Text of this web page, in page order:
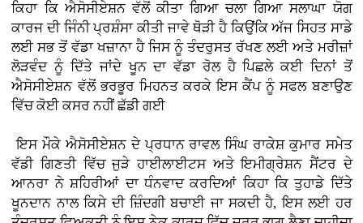
ਕਿਹਾ ਕਿ ਐਸੋਸੀਏਸ਼ਨ ਵੱਲੋਂ ਕੀਤਾ ਗਿਆ ਚਲਾ ਗਿਆ ਸਲਾਘਾ ਯੋਗ
ਕਾਰਜ ਦੀ ਜਿੰਨੀ ਪ੍ਰਸ਼ੰਸਾ ਕੀਤੀ ਜਾਵੇ ਥੋੜੀ ਹੈ ਕਿਉਂਕਿ ਅੱਜ ਸਿਹਤ ਸਾਡੇ
ਲਈ ਸਭ ਤੋਂ ਵੱਡਾ ਖਜ਼ਾਨਾ ਹੈ ਜਿਸ ਨੂੰ ਤੰਦਰੁਸਤ ਰੱਖਣ ਲਈ ਅਤੇ ਮਰੀਜ਼ਾਂ
ਲੋੜਵੰਦ ਨੂੰ ਦਿੱਤੇ ਜਾਂਦੇ ਖੂਨ ਦਾ ਵੱਡਾ ਰੋਲ ਹੈ ਪਿਛਲੇ ਕਈ ਦਿਨਾਂ ਤੋਂ
ਐਸੋਸੀਏਸ਼ਨ ਵੱਲੋਂ ਭਰਭੂਰ ਮਿਹਨਤ ਕਰਕੇ ਇਸ ਕੈਂਪ ਨੂੰ ਸਫਲ ਬਣਾਉਣ
ਵਿੱਚ ਕੋਈ ਕਸਰ ਨਹੀਂ ਛੱਡੀ ਗਈ
ਇਸ ਮੌਕੇ ਐਸੋਸੀਏਸ਼ਨ ਦੇ ਪ੍ਰਧਾਨ ਰਾਵਲ ਸਿੰਘ ਰਾਕੇਸ਼ ਕੁਮਾਰ ਸਮੇਤ
ਵੱਡੀ ਗਿਣਤੀ ਵਿੱਚ ਜੁੜੇ ਹਾਈਲਾਈਟਸ ਅਤੇ ਇਮੀਗ੍ਰੇਸ਼ਨ ਸੈਂਟਰ ਦੇ
ਆਨਰਾ ਨੇ ਸ਼ਹਿਰੀਆਂ ਦਾ ਧੰਨਵਾਦ ਕਰਦਿਆਂ ਕਿਹਾ ਕਿ ਤੁਹਾਡੇ ਦਿੱਤੇ
ਖੂਨਦਾਨ ਨਾਲ ਕਿਸੇ ਦੀ ਜ਼ਿੰਦਗੀ ਬਚਾਈ ਜਾ ਸਕਦੀ ਹੈ, ਇਸ ਲਈ ਹਰ